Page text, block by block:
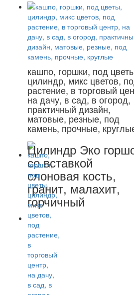
кашпо, горшки, под
цилиндр, микс цветов,
растение, в торговый
на дачу, в сад, в огород,
практичный дизайн,
матовые, резные, под
камень, прочные,
Цилиндр Эко
со вставкой
слоновая кость,
гранит, малахит,
горчичный